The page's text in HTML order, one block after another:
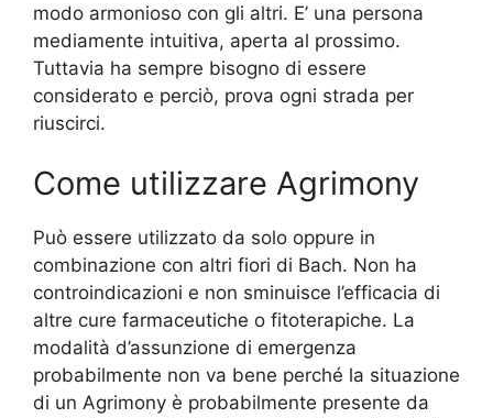
modo armonioso con gli altri. E’ una persona
mediamente intuitiva, aperta al prossimo.
Tuttavia ha sempre bisogno di essere
considerato e perciò, prova ogni strada per
riuscirci.
Come utilizzare Agrimony
Può essere utilizzato da solo oppure in
combinazione con altri fiori di Bach. Non ha
controindicazioni e non sminuisce l’efficacia di
altre cure farmaceutiche o fitoterapiche. La
modalità d’assunzione di emergenza
probabilmente non va bene perché la situazione
di un Agrimony è probabilmente presente da